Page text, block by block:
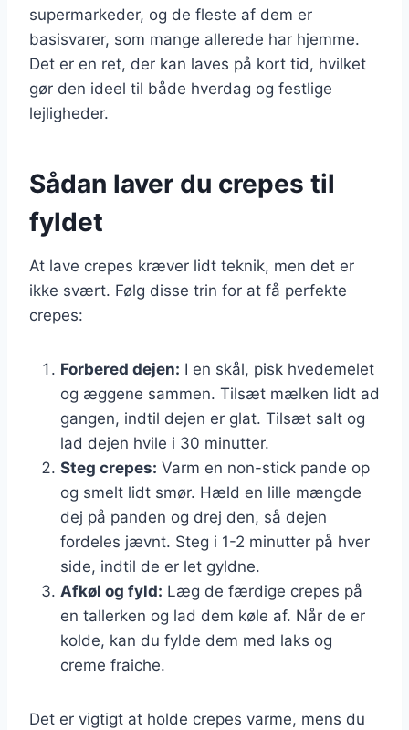
supermarkeder, og de fleste af dem er
basisvarer, som mange allerede har hjemme.
Det er en ret, der kan laves på kort tid, hvilket
gør den ideel til både hverdag og festlige
lejligheder.
Sådan laver du crepes til
fyldet
At lave crepes kræver lidt teknik, men det er
ikke svært. Følg disse trin for at få perfekte
crepes:
Forbered dejen: I en skål, pisk hvedemelet
og æggene sammen. Tilsæt mælken lidt ad
gangen, indtil dejen er glat. Tilsæt salt og
lad dejen hvile i 30 minutter.
Steg crepes: Varm en non-stick pande op
og smelt lidt smør. Hæld en lille mængde
dej på panden og drej den, så dejen
fordeles jævnt. Steg i 1-2 minutter på hver
side, indtil de er let gyldne.
Afkøl og fyld: Læg de færdige crepes på
en tallerken og lad dem køle af. Når de er
kolde, kan du fylde dem med laks og
creme fraiche.
Det er vigtigt at holde crepes varme, mens du